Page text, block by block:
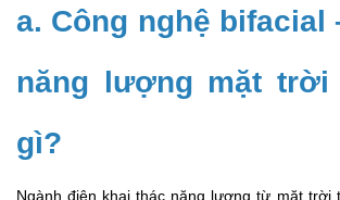
a. Công nghệ bifacial
năng lượng mặt
gì?
Ngành điện khai thác năng lượng từ mặt trời